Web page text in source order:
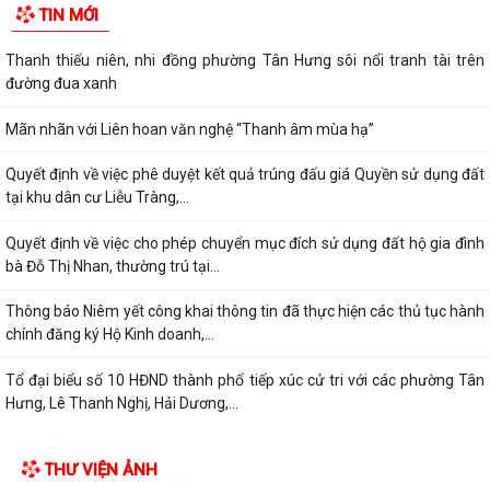
TIN MỚI
Thanh thiếu niên, nhi đồng phường Tân Hưng sôi nổi tranh tài trên
đường đua xanh
Mãn nhãn với Liên hoan văn nghệ “Thanh âm mùa hạ”
Quyết định về việc phê duyệt kết quả trúng đấu giá Quyền sử dụng đất
tại khu dân cư Liễu Tràng,...
Quyết định về việc cho phép chuyển mục đích sử dụng đất hộ gia đình
bà Đỗ Thị Nhan, thường trú tại...
Thông báo Niêm yết công khai thông tin đã thực hiện các thủ tục hành
chính đăng ký Hộ Kinh doanh,...
Tổ đại biểu số 10 HĐND thành phố tiếp xúc cử tri với các phường Tân
Hưng, Lê Thanh Nghị, Hải Dương,...
THƯ VIỆN ẢNH